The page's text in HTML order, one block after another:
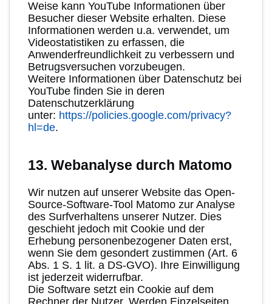
Weise kann YouTube Informationen über
Besucher dieser Website erhalten. Diese
Informationen werden u.a. verwendet, um
Videostatistiken zu erfassen, die
Anwenderfreundlichkeit zu verbessern und
Betrugsversuchen vorzubeugen.
Weitere Informationen über Datenschutz bei
YouTube finden Sie in deren
Datenschutzerklärung
unter: https://policies.google.com/privacy?
hl=de.
13. Webanalyse durch Matomo
Wir nutzen auf unserer Website das Open-
Source-Software-Tool Matomo zur Analyse
des Surfverhaltens unserer Nutzer. Dies
geschieht jedoch mit Cookie und der
Erhebung personenbezogener Daten erst,
wenn Sie dem gesondert zustimmen (Art. 6
Abs. 1 S. 1 lit. a DS-GVO). Ihre Einwilligung
ist jederzeit widerrufbar.
Die Software setzt ein Cookie auf dem
Rechner der Nutzer. Werden Einzelseiten